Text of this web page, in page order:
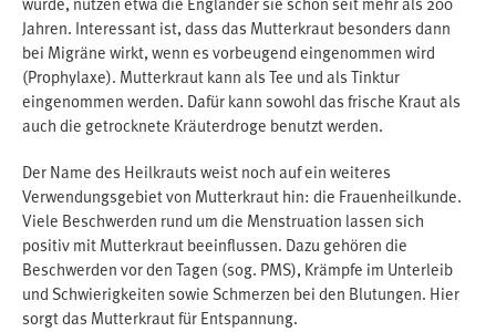
wurde, nutzen etwa die Engländer sie schon seit mehr als 200
Jahren. Interessant ist, dass das Mutterkraut besonders dann
bei Migräne wirkt, wenn es vorbeugend eingenommen wird
(Prophylaxe). Mutterkraut kann als Tee und als Tinktur
eingenommen werden. Dafür kann sowohl das frische Kraut als
auch die getrocknete Kräuterdroge benutzt werden.
Der Name des Heilkrauts weist noch auf ein weiteres
Verwendungsgebiet von Mutterkraut hin: die Frauenheilkunde.
Viele Beschwerden rund um die Menstruation lassen sich
positiv mit Mutterkraut beeinflussen. Dazu gehören die
Beschwerden vor den Tagen (sog. PMS), Krämpfe im Unterleib
und Schwierigkeiten sowie Schmerzen bei den Blutungen. Hier
sorgt das Mutterkraut für Entspannung.